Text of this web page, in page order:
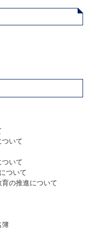
いて
いて
ついて
の推進について
簿